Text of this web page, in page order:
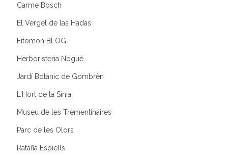
Carme Bosch
El Vergel de las Hadas
Fitomon BLOG
Herboristeria Nogué
Jardí Botànic de Gombrèn
L'Hort de la Sínia
Museu de les Trementinaires
Parc de les Olors
Ratafia Espiells